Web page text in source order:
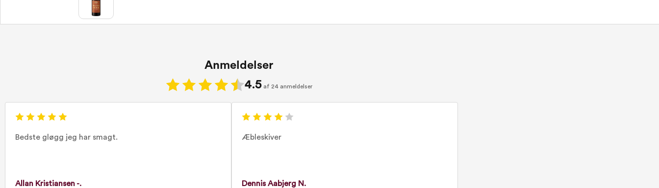
Anmeldelser
4.5 af 24 anmeldelser
Bedste gløgg jeg har smagt.
Allan Kristiansen -.
Æbleskiver
Dennis Aabjerg N.